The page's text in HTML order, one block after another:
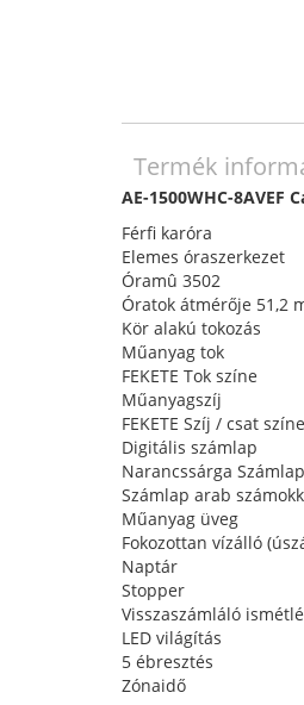
Termék
AE-1500WHC-8AVEF
Férfi karóra
Elemes óraszerkezet
Óramû 3502
Óratok átmérője 51,2
Kör alakú tokozás
Műanyag tok
FEKETE Tok színe
Műanyagszíj
FEKETE Szíj / csat színe
Digitális számlap
Narancssárga
Számlap arab
Műanyag üveg
Fokozottan vízálló
Naptár
Stopper
Visszaszámláló
LED világítás
5 ébresztés
Zónaidő